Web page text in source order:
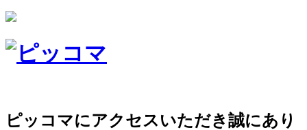
ピッコマにアクセスいただき誠にあり